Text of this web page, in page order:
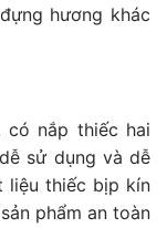
hương khác
có nắp thiếc hai
sử dụng và dễ
liệu thiếc bịp kín
phẩm an toàn